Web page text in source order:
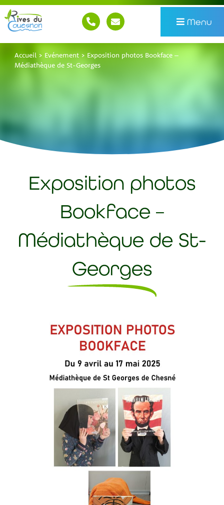
Menu
Accueil > Evénement> Exposition photos Bookface –
Médiathèque de St-Georges
Exposition photos
Bookface –
Médiathèque de St-
Georges